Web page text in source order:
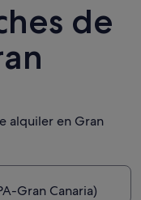
de
alquiler en Gran
Gran Canaria)